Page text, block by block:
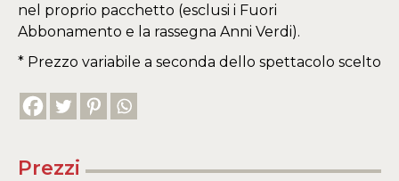
nel proprio pacchetto (esclusi i Fuori
Abbonamento e la rassegna Anni Verdi).
* Prezzo variabile a seconda dello spettacolo scelto
Prezzi